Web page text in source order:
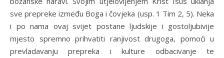
sve prepreke između Boga i čovjeka (usp. 1 Tim 2, 5). Neka
i po nama ovaj svijet postane ljudskije i gostoljubivije
mjesto spremno prihvatiti ranjivost drugoga, pomoći u
prevladavanju prepreka i kulture odbacivanje te